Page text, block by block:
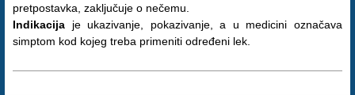
pretpostavka, zaključuje o nečemu.
Indikacija je ukazivanje, pokazivanje, a u medicini označava
simptom kod kojeg treba primeniti određeni lek.